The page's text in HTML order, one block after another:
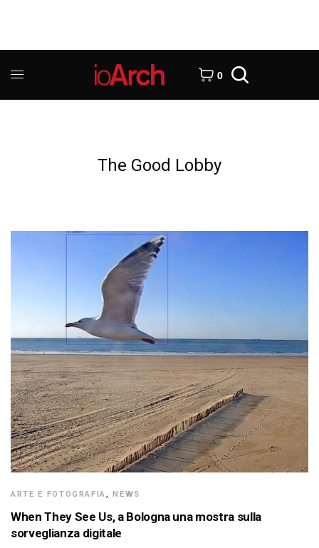
0
The Good Lobby
ARTE E FOTOGRAFIA,NEWS
When They See Us, a Bologna una mostra sulla
sorveglianza digitale